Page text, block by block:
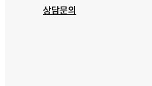
상담문의